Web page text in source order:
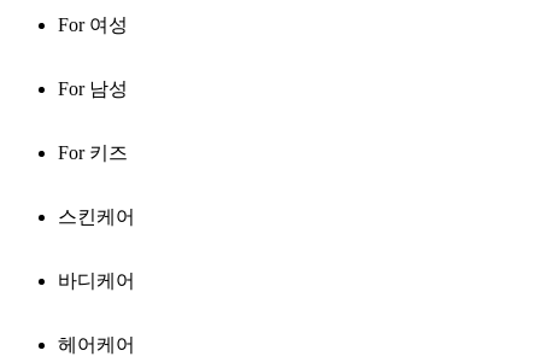
For 여성
For 남성
For 키즈
스킨케어
바디케어
헤어케어